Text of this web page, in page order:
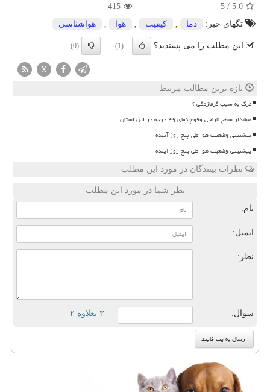
5.0
/
5
415
تگهای خبر:
دما كیفیت هوا هواشناسی
این مطلب را می پسندید؟ (1)
(0)
X
تازه ترین مطالب مرتبط
مرگ به سبب گرمازدگی ؟
هشدار سطح نارنجی وقوع دمای ۴۹ درجه در این استان
پیشبینی وضعیت هوا طی پنج روز آینده
پیشبینی وضعیت هوا طی پنج روز آینده
نظرات بینندگان در مورد این مطلب
نظر شما در مورد این مطلب
نام:
ایمیل:
نظر:
سوال: = ۳ بعلاوه ۲